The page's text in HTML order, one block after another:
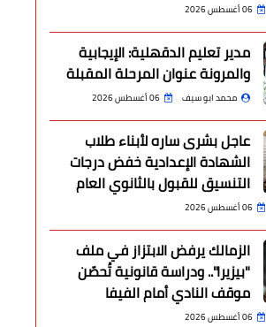
06 أغسطس 2026
مدير تعليم الدقهلية: الإيجابية
والمرونة عنوان المرحلة المقبلة
محمد ابو سيف 06 أغسطس 2026
عاجل بشرى ساره لأبناء طلاب
الشهادة الإعدادية خفض درجات
التنسيق للقبول بالثانوي العام
06 أغسطس 2026
الزمالك يرفض الابتزاز في ملف
"بيزيرا".. ودراسة قانونية تُحصّن
موقف النادي أمام الفيفا
06 أغسطس 2026